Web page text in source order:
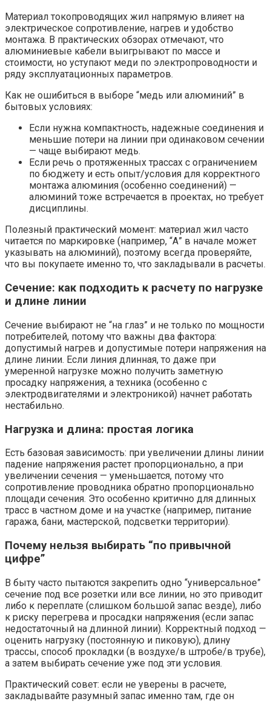
Материал токопроводящих жил напрямую влияет на
электрическое сопротивление, нагрев и удобство
монтажа. В практических обзорах отмечают, что
алюминиевые кабели выигрывают по массе и
стоимости, но уступают меди по электропроводности и
ряду эксплуатационных параметров.
Как не ошибиться в выборе “медь или алюминий” в
бытовых условиях:
Если нужна компактность, надежные соединения и
меньшие потери на линии при одинаковом сечении
— чаще выбирают медь.
Если речь о протяженных трассах с ограничением
по бюджету и есть опыт/условия для корректного
монтажа алюминия (особенно соединений) —
алюминий тоже встречается в проектах, но требует
дисциплины.​
Полезный практический момент: материал жил часто
читается по маркировке (например, “А” в начале может
указывать на алюминий), поэтому всегда проверяйте,
что вы покупаете именно то, что закладывали в расчеты.​
Сечение: как подходить к расчету по нагрузке
и длине линии
Сечение выбирают не “на глаз” и не только по мощности
потребителей, потому что важны два фактора:
допустимый нагрев и допустимые потери напряжения на
длине линии. Если линия длинная, то даже при
умеренной нагрузке можно получить заметную
просадку напряжения, а техника (особенно с
электродвигателями и электроникой) начнет работать
нестабильно.
Нагрузка и длина: простая логика
Есть базовая зависимость: при увеличении длины линии
падение напряжения растет пропорционально, а при
увеличении сечения — уменьшается, потому что
сопротивление проводника обратно пропорционально
площади сечения. Это особенно критично для длинных
трасс в частном доме и на участке (например, питание
гаража, бани, мастерской, подсветки территории).
Почему нельзя выбирать “по привычной
цифре”
В быту часто пытаются закрепить одно “универсальное”
сечение под все розетки или все линии, но это приводит
либо к переплате (слишком большой запас везде), либо
к риску перегрева и просадки напряжения (если запас
недостаточный на длинной линии). Корректный подход —
оценить нагрузку (постоянную и пиковую), длину
трассы, способ прокладки (в воздухе/в штробе/в трубе),
а затем выбирать сечение уже под эти условия.
Практический совет: если не уверены в расчете,
закладывайте разумный запас именно там, где он